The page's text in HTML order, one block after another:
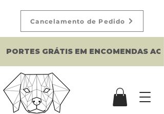
PORTES GRÁTIS EM ENCOMENDAS
Cancelamento de Pedido